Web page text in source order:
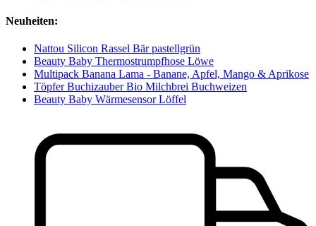
Neuheiten:
Nattou Silicon Rassel Bär pastellgrün
Beauty Baby Thermostrumpfhose Löwe
Multipack Banana Lama - Banane, Apfel, Mango & Aprikose
Töpfer Buchizauber Bio Milchbrei Buchweizen
Beauty Baby Wärmesensor Löffel